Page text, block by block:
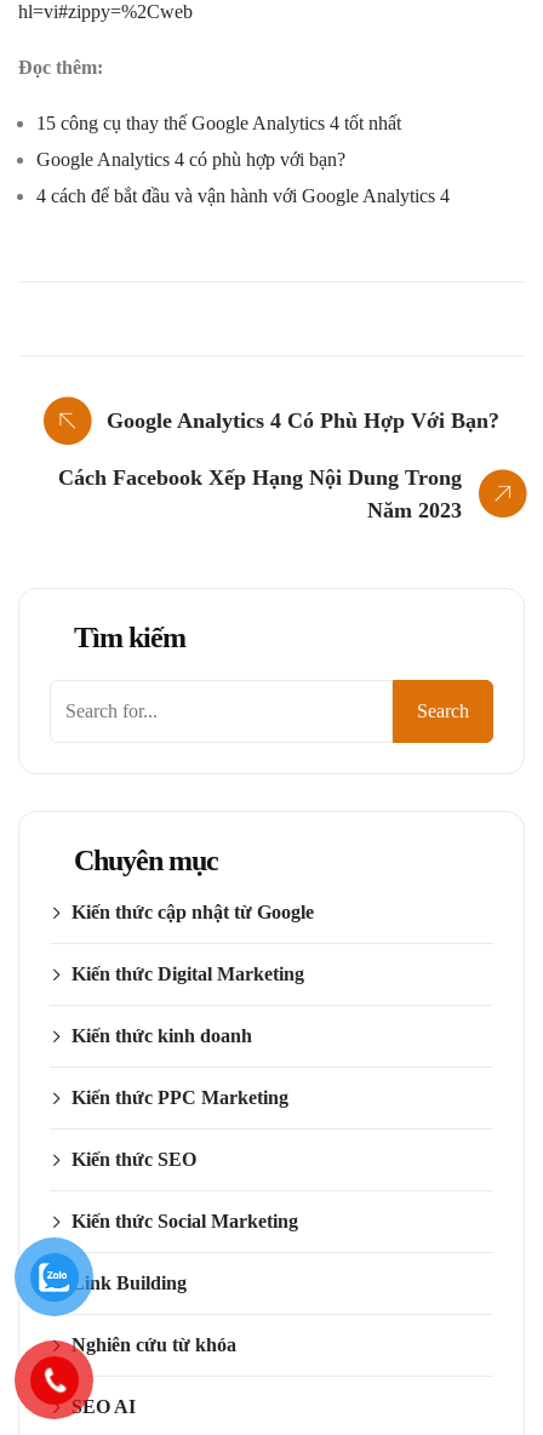
hl=vi#zippy=%2Cweb
Đọc thêm:
15 công cụ thay thế Google Analytics 4 tốt nhất
Google Analytics 4 có phù hợp với bạn?
4 cách để bắt đầu và vận hành với Google Analytics 4
Google Analytics 4 Có Phù Hợp Với Bạn?
Cách Facebook Xếp Hạng Nội Dung Trong
Năm 2023
Tìm kiếm
Search
Chuyên mục
Kiến thức cập nhật từ Google
Kiến thức Digital Marketing
Kiến thức kinh doanh
Kiến thức PPC Marketing
Kiến thức SEO
Kiến thức Social Marketing
Link Building
Nghiên cứu từ khóa
SEO AI